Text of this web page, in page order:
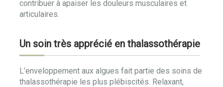
contribuer à apaiser les douleurs musculaires et
articulaires.
Un soin très apprécié en thalassothérapie
L’enveloppement aux algues fait partie des soins de
thalassothérapie les plus plébiscités. Relaxant,